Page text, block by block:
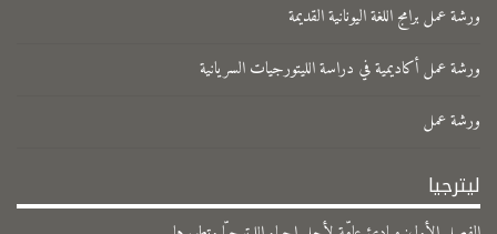
ورشة عمل برامج اللغة اليونانية القديمة
ورشة عمل أكاديمية في دراسة الليتورجيات السريانية
ورشة عمل
ليترجيا